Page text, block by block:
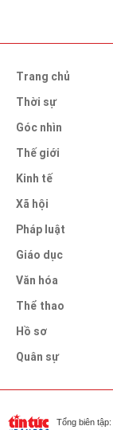
Trang chủ
Thời sự
Góc nhìn
Thế giới
Kinh tế
Xã hội
Pháp luật
Giáo dục
Văn hóa
Thể thao
Hồ sơ
Quân sự
Tổng biên tập: